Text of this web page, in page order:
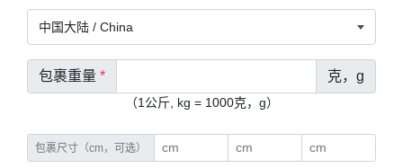
包裹重量 * 克，g
（1公斤, kg = 1000克，g）
包裹尺寸（cm，可选）